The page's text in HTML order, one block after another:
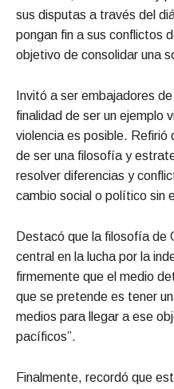
sus disputas a través del
pongan fin a sus conflictos
objetivo de consolidar una
Invitó a ser embajadores
finalidad de ser un ejemplo
violencia es posible. Refirió
de ser una filosofía y
resolver diferencias y
cambio social o político sin
Destacó que la filosofía de
central en la lucha por la
firmemente que el medio
que se pretende es tener
medios para llegar a ese
pacíficos”.
Finalmente, recordó que